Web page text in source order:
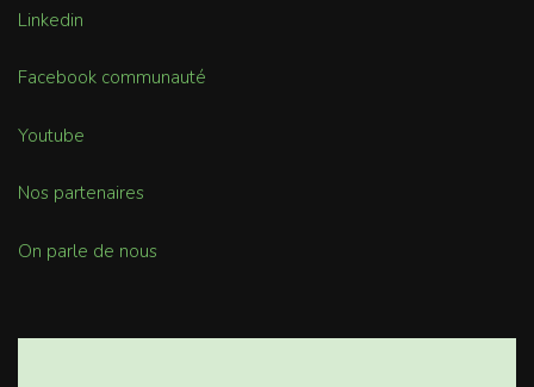
Linkedin
Facebook communauté
Youtube
Nos partenaires
On parle de nous